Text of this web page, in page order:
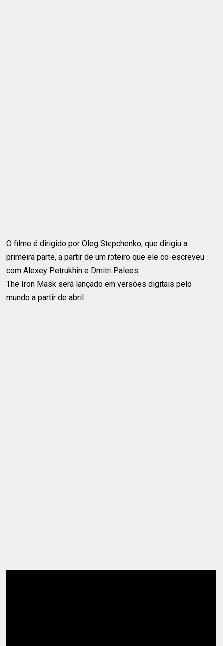
O filme é dirigido por Oleg Stepchenko, que dirigiu a
primeira parte, a partir de um roteiro que ele co-escreveu
com Alexey Petrukhin e Dmitri Palees.
The Iron Mask será lançado em versões digitais pelo
mundo a partir de abril.